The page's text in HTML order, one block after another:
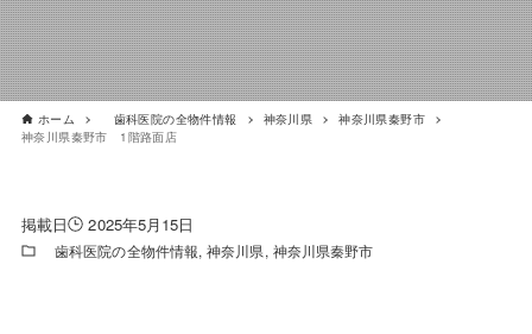
ホーム 歯科医院の全物件情報 神奈川県
神奈川県秦野市
神奈川県秦野市 1階路面店
2025年5月15日
歯科医院の全物件情報 神奈川県 神奈川県秦野市